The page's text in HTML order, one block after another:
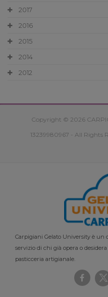
2017
2016
2015
2014
2012
Copyright © 2026
13239980967 - All Rights
Carpigiani Gelato University è
servizio di chi già opera o
pasticceria artigianale.